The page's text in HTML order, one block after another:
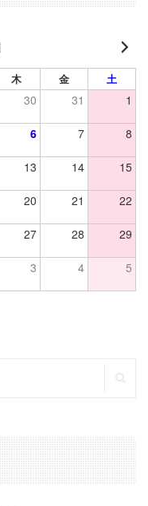
木 金 土
30 31 1
6 7 8
13 14 15
20 21 22
27 28 29
3 4 5